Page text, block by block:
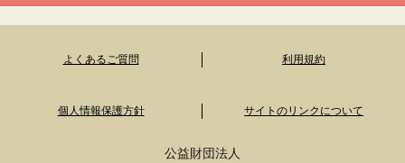
よくあるご質問 利用規約
個人情報保護方針 サイトのリンクについて
公益財団法人